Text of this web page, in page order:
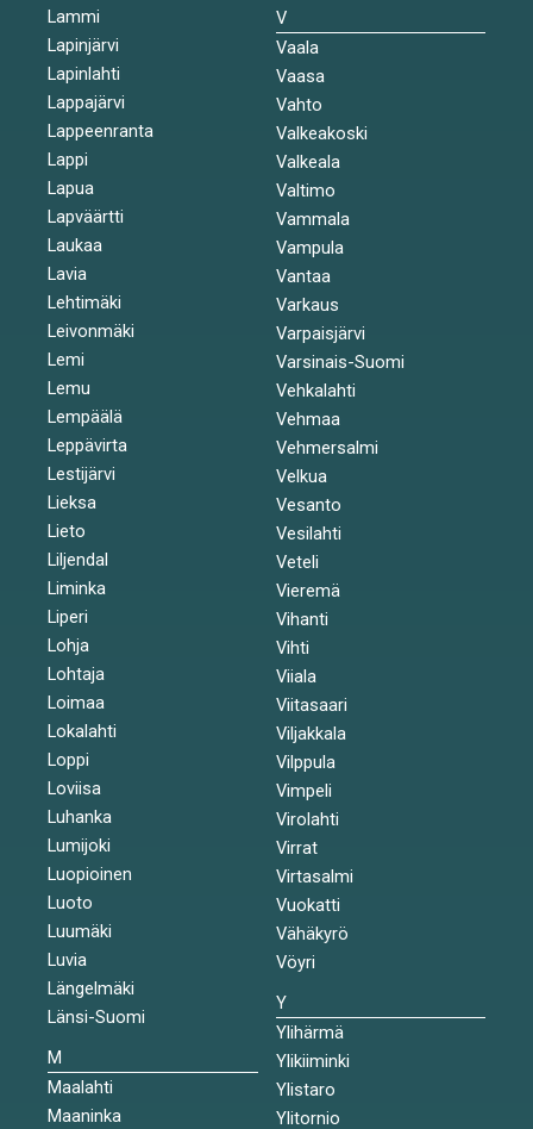
Lammi
Lapinjärvi
Lapinlahti
Lappajärvi
Lappeenranta
Lappi
Lapua
Lapväärtti
Laukaa
Lavia
Lehtimäki
Leivonmäki
Lemi
Lemu
Lempäälä
Leppävirta
Lestijärvi
Lieksa
Lieto
Liljendal
Liminka
Liperi
Lohja
Lohtaja
Loimaa
Lokalahti
Loppi
Loviisa
Luhanka
Lumijoki
Luopioinen
Luoto
Luumäki
Luvia
Längelmäki
Länsi-Suomi
M
Maalahti
Maaninka
V
Vaala
Vaasa
Vahto
Valkeakoski
Valkeala
Valtimo
Vammala
Vampula
Vantaa
Varkaus
Varpaisjärvi
Varsinais-Suomi
Vehkalahti
Vehmaa
Vehmersalmi
Velkua
Vesanto
Vesilahti
Veteli
Vieremä
Vihanti
Vihti
Viiala
Viitasaari
Viljakkala
Vilppula
Vimpeli
Virolahti
Virrat
Virtasalmi
Vuokatti
Vähäkyrö
Vöyri
Y
Ylihärmä
Ylikiiminki
Ylistaro
Ylitornio